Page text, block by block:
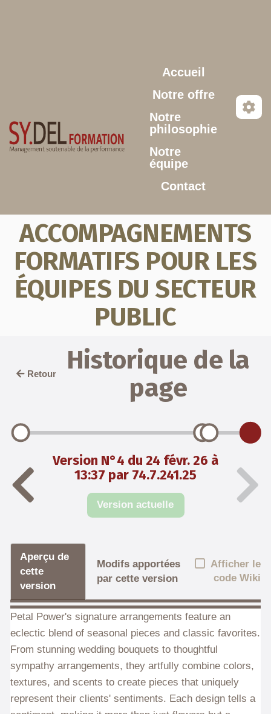
Accueil
Notre offre
Notre
philosophie
Notre
équipe
Contact
ACCOMPAGNEMENTS
FORMATIFS POUR LES
ÉQUIPES DU SECTEUR
PUBLIC
Retour
Historique de la
page
Version N°4 du 24 févr. 26 à
13:37 par 74.7.241.25
Version actuelle
Aperçu de
cette
version
Modifs apportées
par cette version
Afficher le
code Wiki